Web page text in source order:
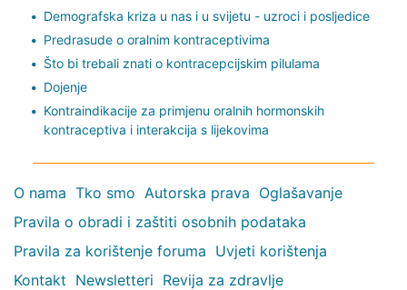
Demografska kriza u nas i u svijetu - uzroci i posljedice
Predrasude o oralnim kontraceptivima
Što bi trebali znati o kontracepcijskim pilulama
Dojenje
Kontraindikacije za primjenu oralnih hormonskih
kontraceptiva i interakcija s lijekovima
O nama Tko smo Autorska prava Oglašavanje
Pravila o obradi i zaštiti osobnih podataka
Pravila za korištenje foruma Uvjeti korištenja
Kontakt Newsletteri Revija za zdravlje